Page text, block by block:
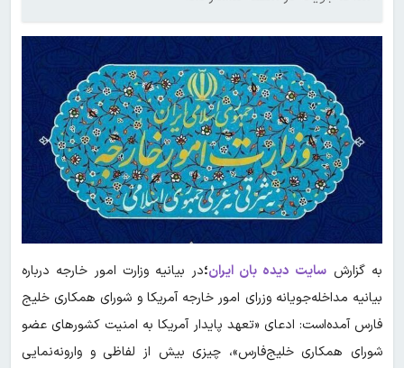
به گزارش سایت دیده بان ایران؛در بیانیه وزارت امور خارجه درباره
بیانیه مداخله‌جویانه وزرای امور خارجه آمریکا و شورای همکاری خلیج
فارس آمده‌است: ادعای «تعهد پایدار آمریکا به امنیت کشورهای عضو
شورای همکاری خلیج‌فارس»، چیزی بیش از لفاظی و وارونه‌نمایی